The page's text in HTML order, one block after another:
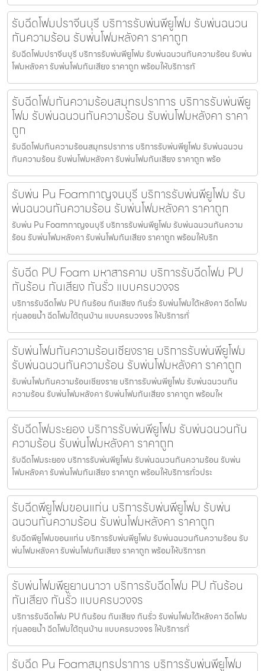
รับฉีดโฟมปราจีนบุรี บริการรับพ่นพียูโฟม รับพ่นฉนวน
กันความร้อน รับพ่นโฟมหลังคา ราคาถูก
รับฉีดโฟมปราจีนบุรี บริการรับพ่นพียูโฟม รับพ่นฉนวนกันความร้อน รับพ่น
โฟมหลังคา รับพ่นโฟมกันเสียง ราคาถูก พร้อมให้บริการทั
รับฉีดโฟมกันความร้อนสมุทรปราการ บริการรับพ่นพียู
โฟม รับพ่นฉนวนกันความร้อน รับพ่นโฟมหลังคา ราคา
ถูก
รับฉีดโฟมกันความร้อนสมุทรปราการ บริการรับพ่นพียูโฟม รับพ่นฉนวน
กันความร้อน รับพ่นโฟมหลังคา รับพ่นโฟมกันเสียง ราคาถูก พร้อ
รับพ่น Pu Foamกาญจนบุรี บริการรับพ่นพียูโฟม รับ
พ่นฉนวนกันความร้อน รับพ่นโฟมหลังคา ราคาถูก
รับพ่น Pu Foamกาญจนบุรี บริการรับพ่นพียูโฟม รับพ่นฉนวนกันความ
ร้อน รับพ่นโฟมหลังคา รับพ่นโฟมกันเสียง ราคาถูก พร้อมให้บริก
รับฉีด PU Foam มหาสารคาม บริการรับฉีดโฟม PU
กันร้อน กันเสียง กันรั่ว แบบครบวงจร
บริการรับฉีดโฟม PU กันร้อน กันเสียง กันรั่ว รับพ่นโฟมใต้หลังคา ฉีดโฟม
ทุ่นลอยน้ำ ฉีดโฟมใต้ถุนบ้าน แบบครบวงจร ให้บริการทั่
รับพ่นโฟมกันความร้อนเชียงราย บริการรับพ่นพียูโฟม
รับพ่นฉนวนกันความร้อน รับพ่นโฟมหลังคา ราคาถูก
รับพ่นโฟมกันความร้อนเชียงราย บริการรับพ่นพียูโฟม รับพ่นฉนวนกัน
ความร้อน รับพ่นโฟมหลังคา รับพ่นโฟมกันเสียง ราคาถูก พร้อมให
รับฉีดโฟมระยอง บริการรับพ่นพียูโฟม รับพ่นฉนวนกัน
ความร้อน รับพ่นโฟมหลังคา ราคาถูก
รับฉีดโฟมระยอง บริการรับพ่นพียูโฟม รับพ่นฉนวนกันความร้อน รับพ่น
โฟมหลังคา รับพ่นโฟมกันเสียง ราคาถูก พร้อมให้บริการทั่วประ
รับฉีดพียูโฟมขอนแก่น บริการรับพ่นพียูโฟม รับพ่น
ฉนวนกันความร้อน รับพ่นโฟมหลังคา ราคาถูก
รับฉีดพียูโฟมขอนแก่น บริการรับพ่นพียูโฟม รับพ่นฉนวนกันความร้อน รับ
พ่นโฟมหลังคา รับพ่นโฟมกันเสียง ราคาถูก พร้อมให้บริการท
รับพ่นโฟมพียูยานนาวา บริการรับฉีดโฟม PU กันร้อน
กันเสียง กันรั่ว แบบครบวงจร
บริการรับฉีดโฟม PU กันร้อน กันเสียง กันรั่ว รับพ่นโฟมใต้หลังคา ฉีดโฟม
ทุ่นลอยน้ำ ฉีดโฟมใต้ถุนบ้าน แบบครบวงจร ให้บริการทั่
รับฉีด Pu Foamสมุทรปราการ บริการรับพ่นพียูโฟม